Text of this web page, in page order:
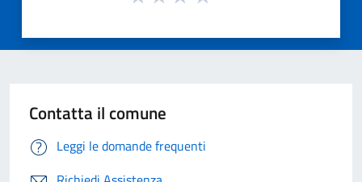
Contatta il comune
Leggi le domande frequenti